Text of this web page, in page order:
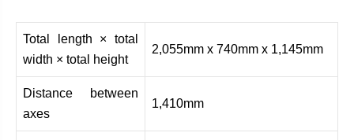
Total length × total
width × total height
2,055mm x 740mm x 1,145mm
Distance between
axes
1,410mm